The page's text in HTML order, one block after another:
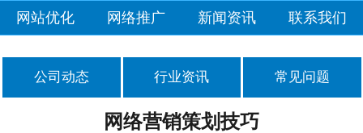
网络推广
网站优化 网络推广 新闻资讯 联系我们
公司动态 行业资讯 常见问题
网络营销策划技巧